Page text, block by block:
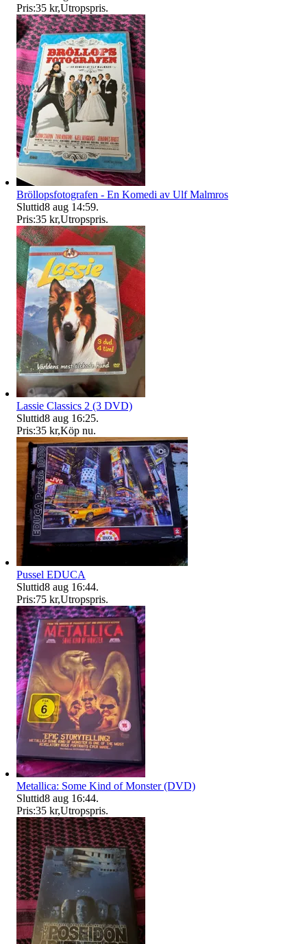
Pris:35 kr,Utropspris.
Bröllopsfotografen - En Komedi av Ulf Malmros
Sluttid8 aug 14:59.
Pris:35 kr,Utropspris.
Lassie Classics 2 (3 DVD)
Sluttid8 aug 16:25.
Pris:35 kr,Köp nu.
Pussel EDUCA
Sluttid8 aug 16:44.
Pris:75 kr,Utropspris.
Metallica: Some Kind of Monster (DVD)
Sluttid8 aug 16:44.
Pris:35 kr,Utropspris.